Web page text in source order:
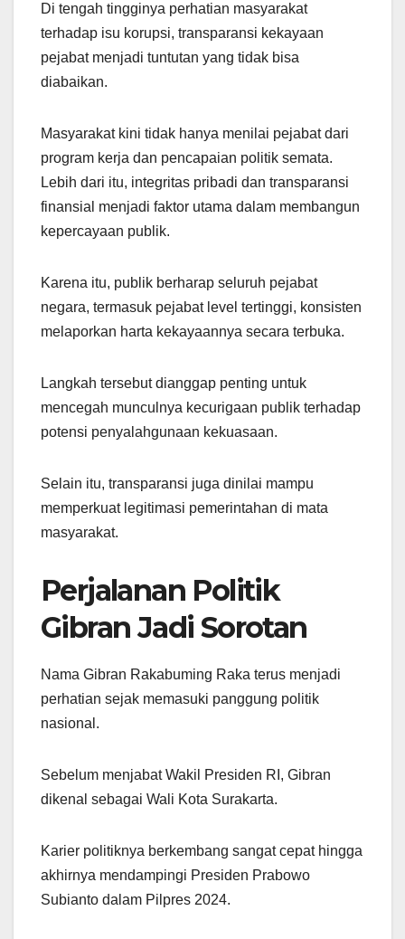
Di tengah tingginya perhatian masyarakat
terhadap isu korupsi, transparansi kekayaan
pejabat menjadi tuntutan yang tidak bisa
diabaikan.
Masyarakat kini tidak hanya menilai pejabat dari
program kerja dan pencapaian politik semata.
Lebih dari itu, integritas pribadi dan transparansi
finansial menjadi faktor utama dalam membangun
kepercayaan publik.
Karena itu, publik berharap seluruh pejabat
negara, termasuk pejabat level tertinggi, konsisten
melaporkan harta kekayaannya secara terbuka.
Langkah tersebut dianggap penting untuk
mencegah munculnya kecurigaan publik terhadap
potensi penyalahgunaan kekuasaan.
Selain itu, transparansi juga dinilai mampu
memperkuat legitimasi pemerintahan di mata
masyarakat.
Perjalanan Politik
Gibran Jadi Sorotan
Nama Gibran Rakabuming Raka terus menjadi
perhatian sejak memasuki panggung politik
nasional.
Sebelum menjabat Wakil Presiden RI, Gibran
dikenal sebagai Wali Kota Surakarta.
Karier politiknya berkembang sangat cepat hingga
akhirnya mendampingi Presiden Prabowo
Subianto dalam Pilpres 2024.